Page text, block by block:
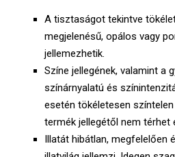
A tisztaságot tekintve
megjelenésű, opálos vagy
jellemezhetik.
Színe jellegének, valamint a
színárnyalatú és
esetén tökéletesen
termék jellegétől nem térhet
Illatát hibátlan, megfelelően